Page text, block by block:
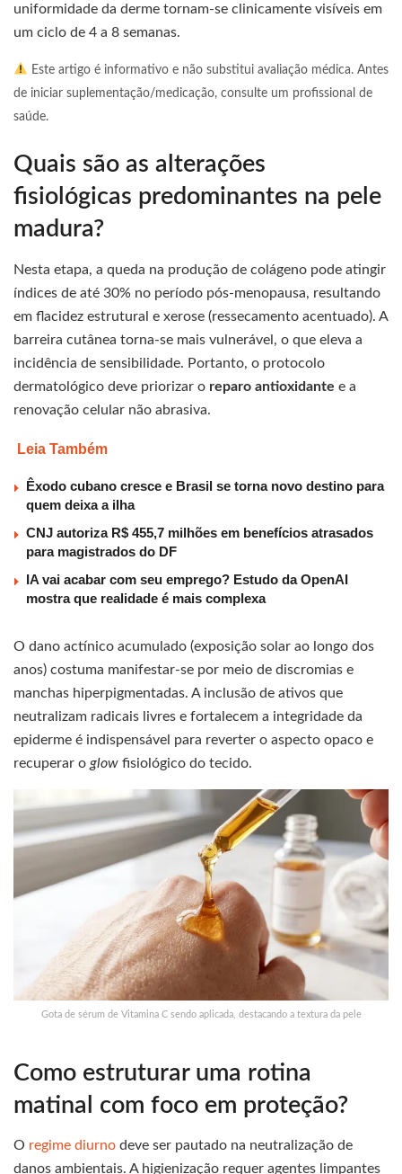
uniformidade da derme tornam-se clinicamente visíveis em
um ciclo de 4 a 8 semanas.
Este artigo é informativo e não substitui avaliação médica. Antes
de iniciar suplementação/medicação, consulte um profissional de
saúde.
Quais são as alterações
fisiológicas predominantes na pele
madura?
Nesta etapa, a queda na produção de colágeno pode atingir
índices de até 30% no período pós-menopausa, resultando
em flacidez estrutural e xerose (ressecamento acentuado). A
barreira cutânea torna-se mais vulnerável, o que eleva a
incidência de sensibilidade. Portanto, o protocolo
dermatológico deve priorizar o reparo antioxidante e a
renovação celular não abrasiva.
Leia Também
Êxodo cubano cresce e Brasil se torna novo destino para
quem deixa a ilha
CNJ autoriza R$ 455,7 milhões em benefícios atrasados
para magistrados do DF
IA vai acabar com seu emprego? Estudo da OpenAI
mostra que realidade é mais complexa
O dano actínico acumulado (exposição solar ao longo dos
anos) costuma manifestar-se por meio de discromias e
manchas hiperpigmentadas. A inclusão de ativos que
neutralizam radicais livres e fortalecem a integridade da
epiderme é indispensável para reverter o aspecto opaco e
recuperar o glow fisiológico do tecido.
Gota de sérum de Vitamina C sendo aplicada, destacando a textura da pele
Como estruturar uma rotina
matinal com foco em proteção?
O regime diurno deve ser pautado na neutralização de
danos ambientais. A higienização requer agentes limpantes